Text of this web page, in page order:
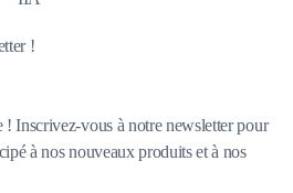
!
! Inscrivez-vous à notre newsletter pour
à nos nouveaux produits et à nos